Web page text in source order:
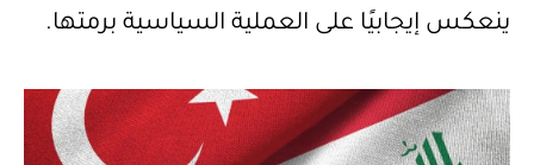
ينعكس إيجابيًا على العملية السياسية برمتها.